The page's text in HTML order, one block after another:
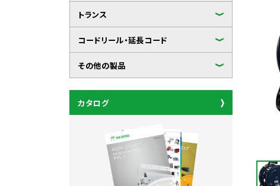
トランス
コードリール・延長コード
その他の製品
カタログ